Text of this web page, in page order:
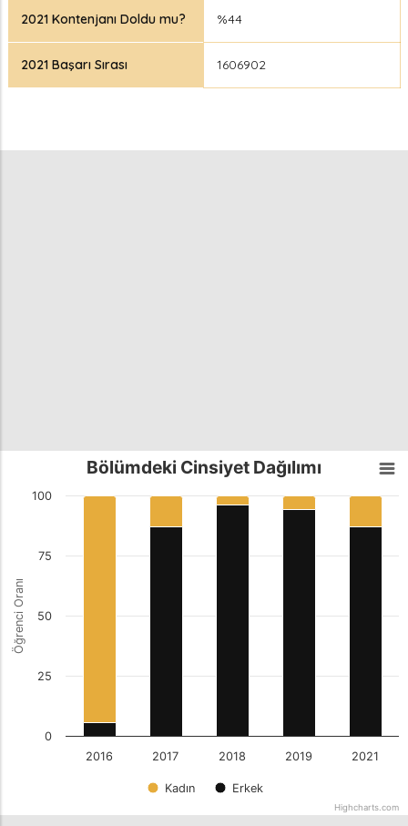
2021 Kontenjanı Doldu mu? %44
2021 Başarı Sırası 1606902
Öğrenci Oranı
Bölümdeki Cinsiyet Dağılımı
Kadın Erkek
2016 2017 2018 2019 2021
0
25
50
75
100
Highcharts.com